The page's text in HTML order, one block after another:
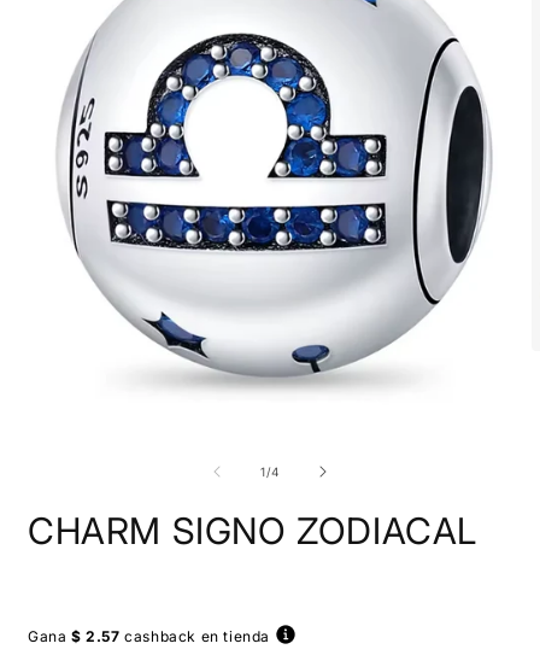
una
ventana
1/de
4
CHARM SIGNO ZODIACAL
Gana $ 2.57 cashback en tienda